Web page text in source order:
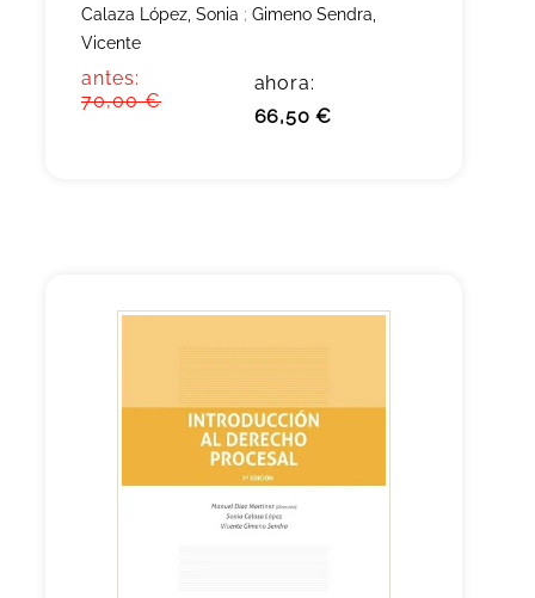
Calaza López, Sonia ; Gimeno Sendra,
Vicente
antes:
70,00 €
ahora:
66,50 €